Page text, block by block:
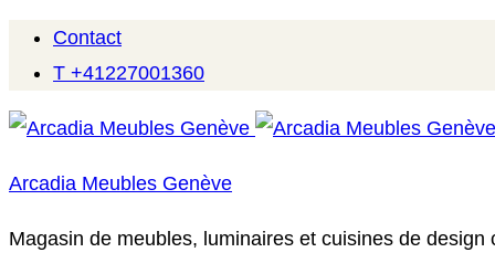
Contact
T +41227001360
Arcadia Meubles Genève
Magasin de meubles, luminaires et cuisines de design